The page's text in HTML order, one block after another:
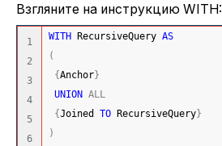
Взгляните на инструкцию WITH:
1
2
3
4
5
6
WITH RecursiveQuery AS
(
{Anchor }
UNION ALL
{Joined TO RecursiveQuery }
)